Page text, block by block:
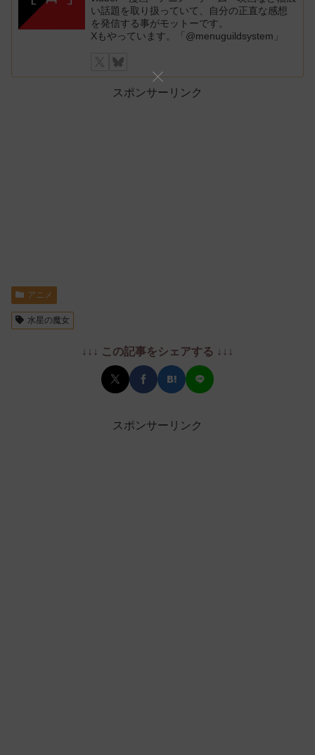
い話題を取り扱っていて、自分の正直な感想
を発信する事がモットーです。
Xもやっています。「@menuguildsystem」
スポンサーリンク
アニメ
水星の魔女
↓↓↓ この記事をシェアする ↓↓↓
スポンサーリンク